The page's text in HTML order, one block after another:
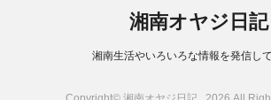
湘南オヤジ日記
湘南生活やいろいろな情報を発信し